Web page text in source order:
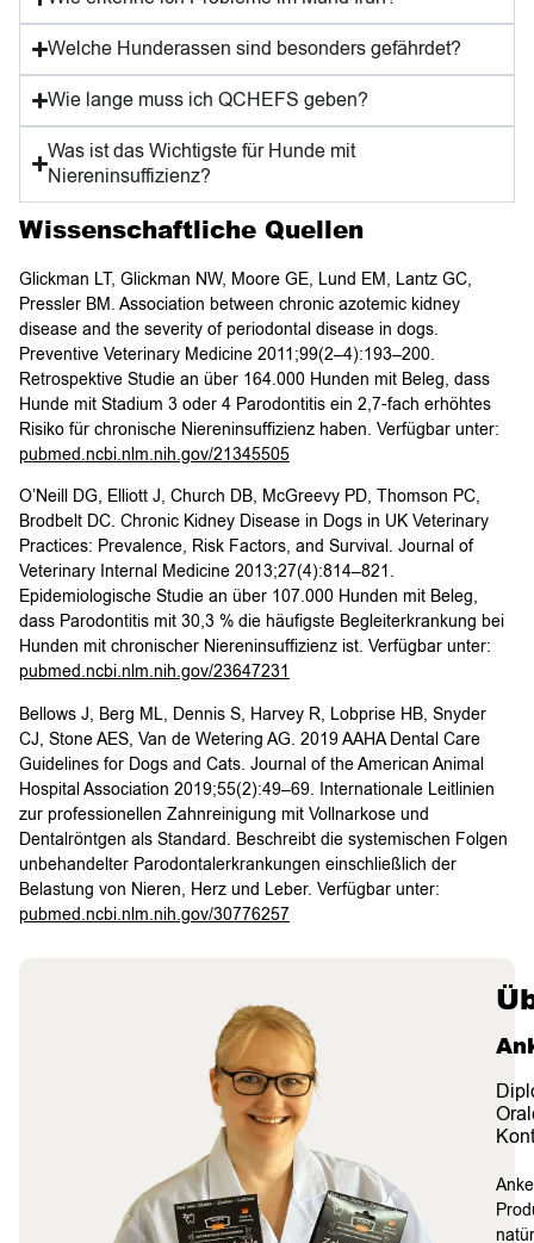
Welche Hunderassen sind besonders gefährdet?
Wie lange muss ich QCHEFS geben?
Was ist das Wichtigste für Hunde mit
Niereninsuffizienz?
Wissenschaftliche Quellen
Glickman LT, Glickman NW, Moore GE, Lund EM, Lantz GC,
Pressler BM. Association between chronic azotemic kidney
disease and the severity of periodontal disease in dogs.
Preventive Veterinary Medicine 2011;99(2–4):193–200.
Retrospektive Studie an über 164.000 Hunden mit Beleg, dass
Hunde mit Stadium 3 oder 4 Parodontitis ein 2,7-fach erhöhtes
Risiko für chronische Niereninsuffizienz haben. Verfügbar unter:
pubmed.ncbi.nlm.nih.gov/21345505
O’Neill DG, Elliott J, Church DB, McGreevy PD, Thomson PC,
Brodbelt DC. Chronic Kidney Disease in Dogs in UK Veterinary
Practices: Prevalence, Risk Factors, and Survival. Journal of
Veterinary Internal Medicine 2013;27(4):814–821.
Epidemiologische Studie an über 107.000 Hunden mit Beleg,
dass Parodontitis mit 30,3 % die häufigste Begleiterkrankung bei
Hunden mit chronischer Niereninsuffizienz ist. Verfügbar unter:
pubmed.ncbi.nlm.nih.gov/23647231
Bellows J, Berg ML, Dennis S, Harvey R, Lobprise HB, Snyder
CJ, Stone AES, Van de Wetering AG. 2019 AAHA Dental Care
Guidelines for Dogs and Cats. Journal of the American Animal
Hospital Association 2019;55(2):49–69. Internationale Leitlinien
zur professionellen Zahnreinigung mit Vollnarkose und
Dentalröntgen als Standard. Beschreibt die systemischen Folgen
unbehandelter Parodontalerkrankungen einschließlich der
Belastung von Nieren, Herz und Leber. Verfügbar unter:
pubmed.ncbi.nlm.nih.gov/30776257